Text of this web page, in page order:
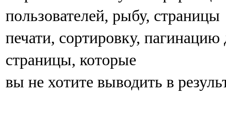
пользователей, рыбу, страницы
печати, сортировку, пагинацию
страницы, которые
вы не хотите выводить в